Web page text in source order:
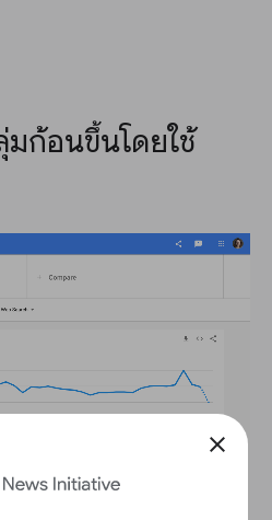
close
ก้อนขึ้นโดยใช้